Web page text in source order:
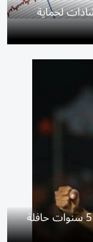
لحماية
الزمالك يفسخ عقد سيف الجزيري بعد 5 سنوات حافلة